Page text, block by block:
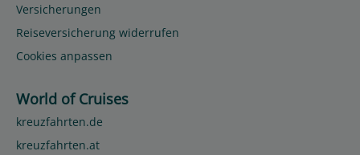
Versicherungen
Reiseversicherung widerrufen
Cookies anpassen
World of Cruises
kreuzfahrten.de
kreuzfahrten.at